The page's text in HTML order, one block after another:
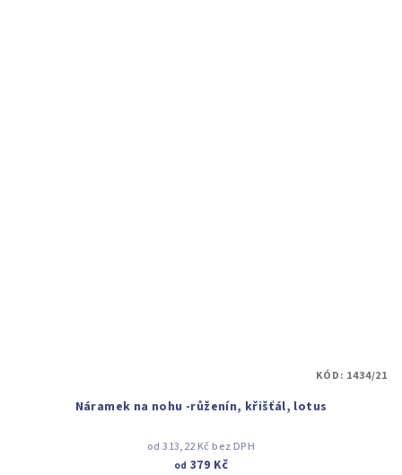
Náramek na nohu -růženín, křišťál, lotus
od 313,22 Kč bez DPH
od 379 Kč
KÓD: 1434/21